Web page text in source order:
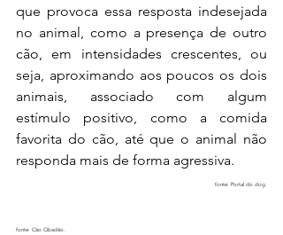
que provoca essa resposta indesejada
no animal, como a presença de outro
cão, em intensidades crescentes, ou
seja, aproximando aos poucos os dois
animais, associado com algum
estímulo positivo, como a comida
favorita do cão, até que o animal não
responda mais de forma agressiva.
fonte: Portal do dog.
fonte: Cão Cibadão.